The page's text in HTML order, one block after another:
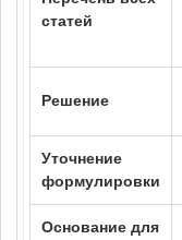
статей
Решение
Уточнение
формулировки
Основание для